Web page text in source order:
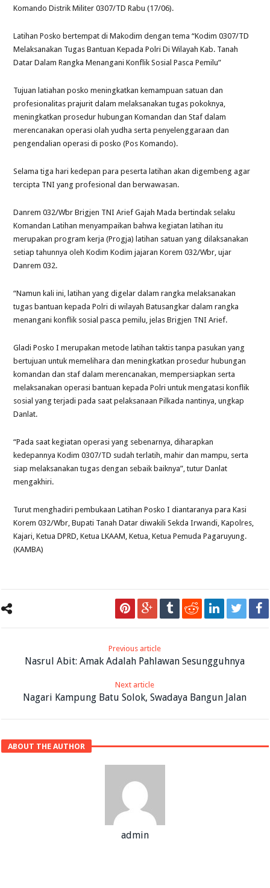
Komando Distrik Militer 0307/TD Rabu (17/06).
Latihan Posko bertempat di Makodim dengan tema “Kodim 0307/TD
Melaksanakan Tugas Bantuan Kepada Polri Di Wilayah Kab. Tanah
Datar Dalam Rangka Menangani Konflik Sosial Pasca Pemilu”
Tujuan latiahan posko meningkatkan kemampuan satuan dan
profesionalitas prajurit dalam melaksanakan tugas pokoknya,
meningkatkan prosedur hubungan Komandan dan Staf dalam
merencanakan operasi olah yudha serta penyelenggaraan dan
pengendalian operasi di posko (Pos Komando).
Selama tiga hari kedepan para peserta latihan akan digembeng agar
tercipta TNI yang profesional dan berwawasan.
Danrem 032/Wbr Brigjen TNI Arief Gajah Mada bertindak selaku
Komandan Latihan menyampaikan bahwa kegiatan latihan itu
merupakan program kerja (Progja) latihan satuan yang dilaksanakan
setiap tahunnya oleh Kodim Kodim jajaran Korem 032/Wbr, ujar
Danrem 032.
“Namun kali ini, latihan yang digelar dalam rangka melaksanakan
tugas bantuan kepada Polri di wilayah Batusangkar dalam rangka
menangani konflik sosial pasca pemilu, jelas Brigjen TNI Arief.
Gladi Posko I merupakan metode latihan taktis tanpa pasukan yang
bertujuan untuk memelihara dan meningkatkan prosedur hubungan
komandan dan staf dalam merencanakan, mempersiapkan serta
melaksanakan operasi bantuan kepada Polri untuk mengatasi konflik
sosial yang terjadi pada saat pelaksanaan Pilkada nantinya, ungkap
Danlat.
“Pada saat kegiatan operasi yang sebenarnya, diharapkan
kedepannya Kodim 0307/TD sudah terlatih, mahir dan mampu, serta
siap melaksanakan tugas dengan sebaik baiknya”, tutur Danlat
mengakhiri.
Turut menghadiri pembukaan Latihan Posko I diantaranya para Kasi
Korem 032/Wbr, Bupati Tanah Datar diwakili Sekda Irwandi, Kapolres,
Kajari, Ketua DPRD, Ketua LKAAM, Ketua, Ketua Pemuda Pagaruyung.
(KAMBA)
Previous article
Nasrul Abit: Amak Adalah Pahlawan Sesungguhnya
Next article
Nagari Kampung Batu Solok, Swadaya Bangun Jalan
ABOUT THE AUTHOR
admin